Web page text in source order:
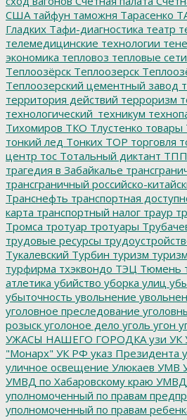
США тайфун таможня Тарасенко
Гладких Тафи-диагностика театр
телемедицинские технологии
экономика тепловоз тепловые сети
Теплоозёрск Теплоозерск
Теплоозерский цементный завод
территория действий терроризм
технологический_техникум
Тихомиров ТКО Тлустенко товары
тонкий лед Тонких ТОР торговля
центр тос Тотальный диктант
трагедия в Забайкалье
трансграничный российско-
Транснефть транспортная
карта транспортный налог траур
Тромса тротуар тротуары
трудовые ресурсы
Тукалевский Турбин туризм
турфирма тхэквондо ТЭЦ Тюмень
атлетика убийство уборка улиц
убыточность увольнение
уголовное преследование
розыск уголоное дело уголь угон
УЖАСЫ НАШЕГО ГОРОДКА узи УК
"Монарх" УК РФ указ Президента
уличное освещение Улюкаев УМВ
УМВД по Хабаровскому краю УМВД
уполномоченный по правам
уполномоченный по правам